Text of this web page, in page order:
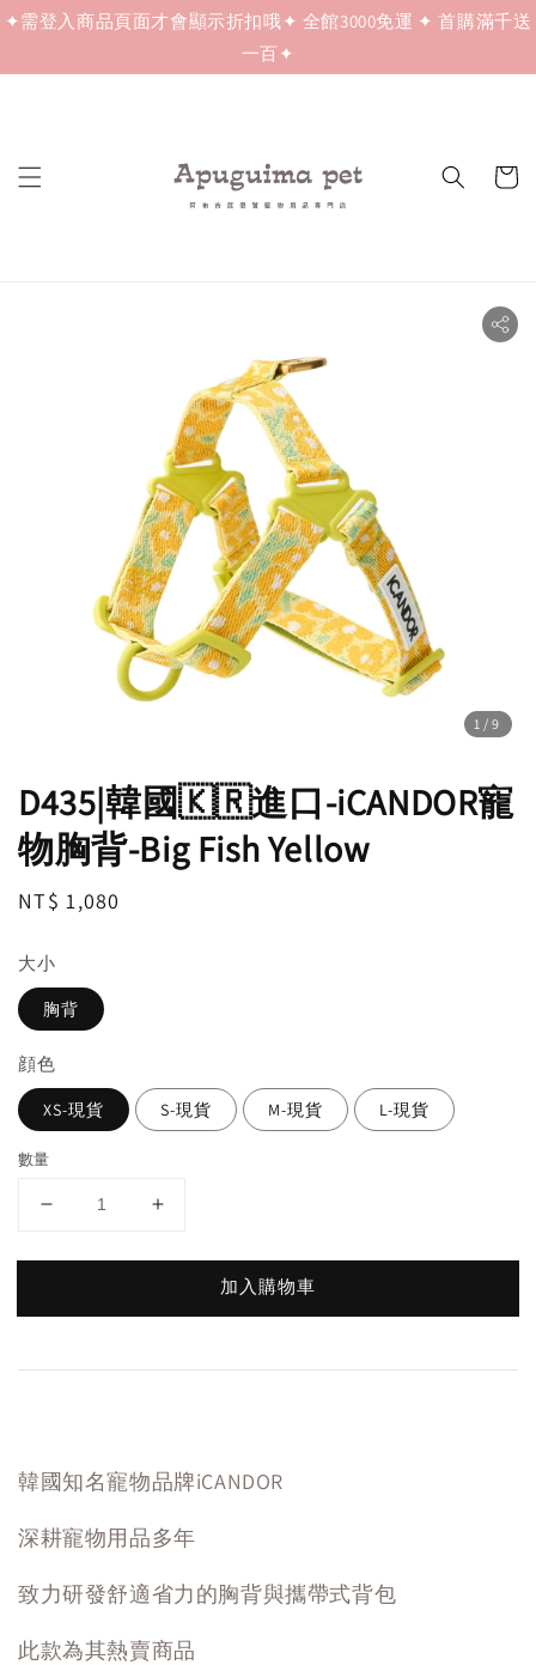
✦需登入商品頁面才會顯示折扣哦✦ 全館3000免運 ✦ 首購滿千送
一百✦
1 /9
D435|韓國🇰🇷進口-iCANDOR寵
物胸背-Big Fish Yellow
Regular
NT$ 1,080
大小
胸背
顔色
XS-現貨 S-現貨 M-現貨 L-現貨
數量
加入購物車
韓國知名寵物品牌iCANDOR
深耕寵物用品多年
致力研發舒適省力的胸背與攜帶式背包
此款為其熱賣商品